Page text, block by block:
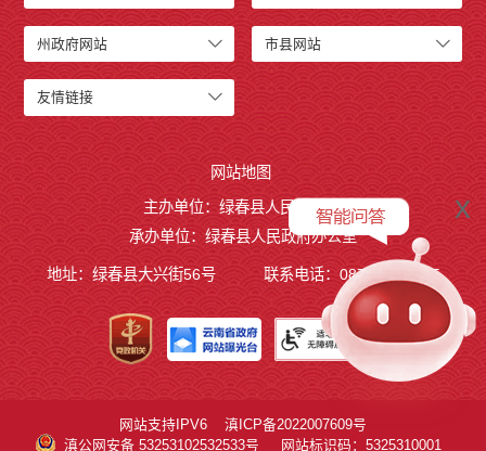
州政府网站 市县网站
友情链接
x
网站地图
主办单位：绿春县人民政府
承办单位：绿春县人民政府办公室
地址：绿春县大兴街56号 联系电话：0873-4221495
网站支持IPV6
滇ICP备2022007609号
滇公网安备 53253102532533号
网站标识码：5325310001